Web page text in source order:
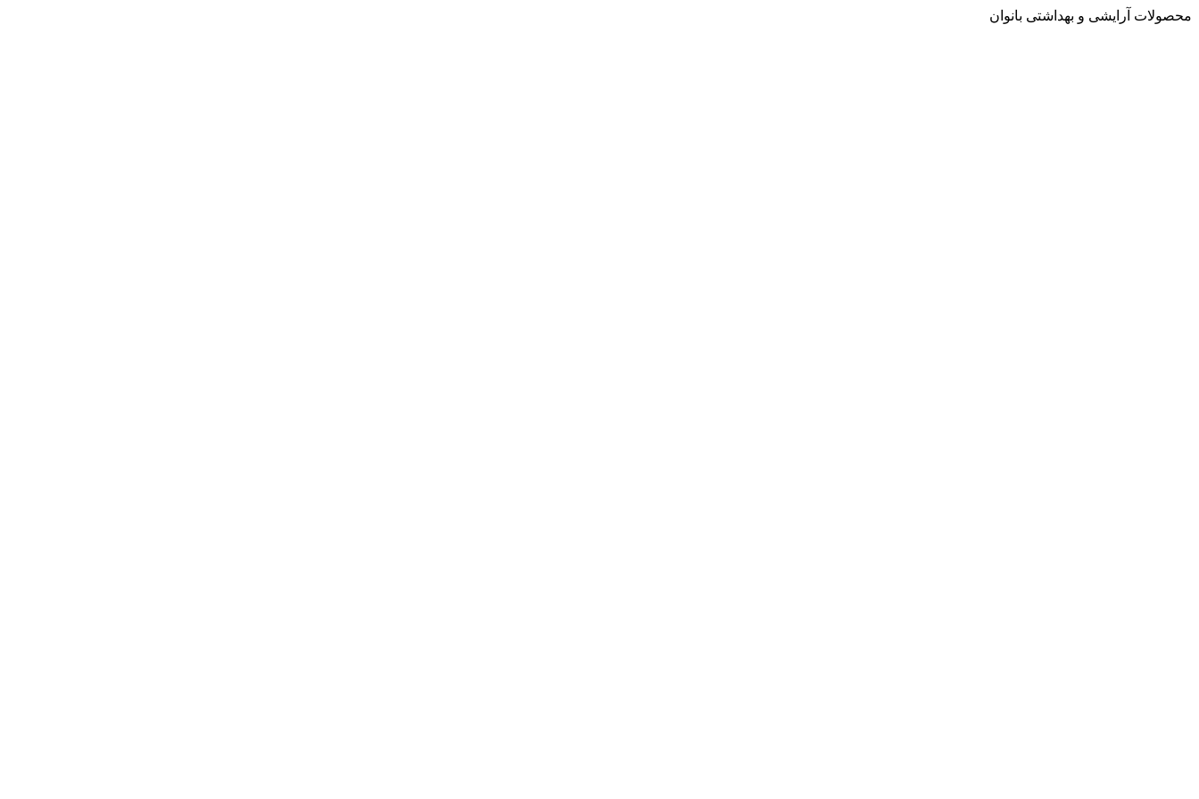
محصولات آرایشی و بهداشتی بانوان